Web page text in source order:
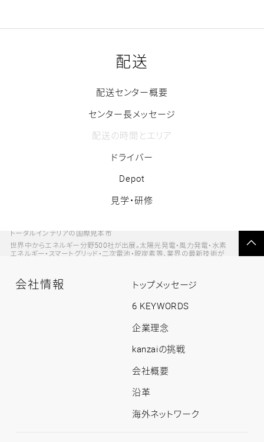
配送
配送センター概要
センター長メッセージ
配送の時間とエリア
ドライバー
Depot
見学・研修
世界中からエネルギー分野500社が出展。太陽光発電・風力発電・水素
エネルギー・スマートグリッド・二次電池・脱炭素等、業界の最新技術が
出展し、技術的な商談が活発に行われます。
ペ
先
会社情報 会
情
報
ッ
トップメッセージ
6 KEYWORDS
企業理念
kanzaiの挑戦
会社概要
沿革
海外ネットワーク